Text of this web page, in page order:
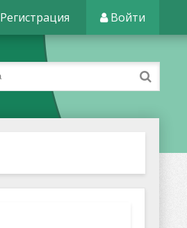
Регистрация Войти